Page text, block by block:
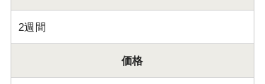
2週間
価格